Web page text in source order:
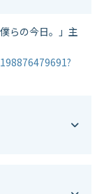
らの今日。」主